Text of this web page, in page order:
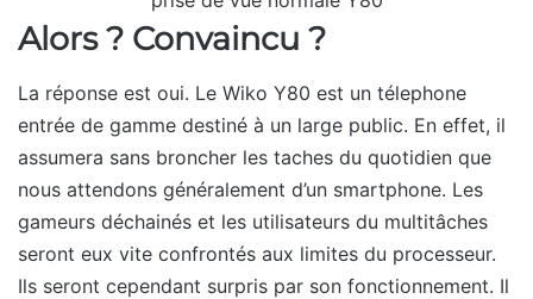
Alors ? Convaincu ?
La réponse est oui. Le Wiko Y80 est un télephone
entrée de gamme destiné à un large public. En effet, il
assumera sans broncher les taches du quotidien que
nous attendons généralement d’un smartphone. Les
gameurs déchainés et les utilisateurs du multitâches
seront eux vite confrontés aux limites du processeur.
Ils seront cependant surpris par son fonctionnement. Il